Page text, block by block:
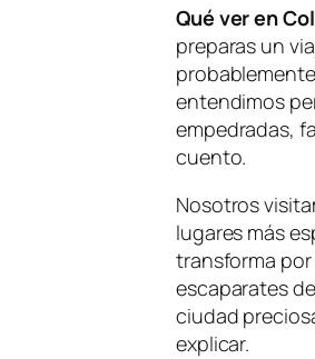
Qué ver en
preparas un
entendimos
empedradas,
cuento.
Nosotros
lugares más
transforma
escaparates
ciudad
explicar.